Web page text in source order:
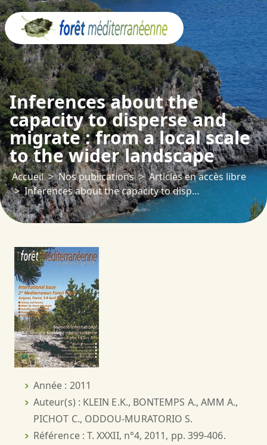
Inferences about the
capacity to disperse and
migrate : from a local scale
to the wider landscape
Accueil Nos publications
Articles en accès libre
Inferences about the capacity to disperse and migrate : from a local scale to the wider landscape
Année : 2011
Auteur(s) : KLEIN E.K., BONTEMPS A., AMM A.,
PICHOT C., ODDOU-MURATORIO S.
Référence : T. XXXII, n°4, 2011, pp. 399-406.
Panneau de gestion des cookies